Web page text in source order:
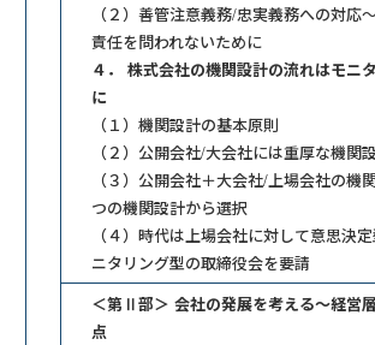
（２）善管注意義務/忠実義務への対応
責任を問われないために
４． 株式会社の機関設計の流れはモニ
に
（１）機関設計の基本原則
（２）公開会社/大会社には重厚な機関
（３）公開会社＋大会社/上場会社の機
つの機関設計から選択
（４）時代は上場会社に対して意思決
ニタリング型の取締役会を要請
＜第Ⅱ部＞ 会社の発展を考える〜経営
点